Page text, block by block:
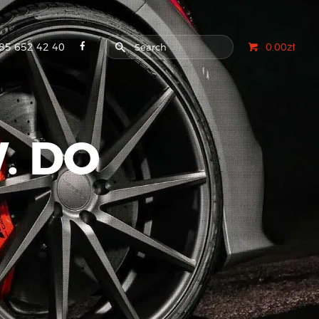
652 42 40 0.00zł
DO